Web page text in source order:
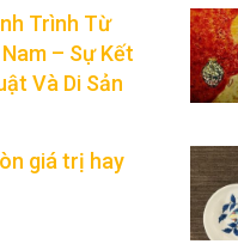
Trình Từ
– Sự Kết
Và Di Sản
giá trị hay